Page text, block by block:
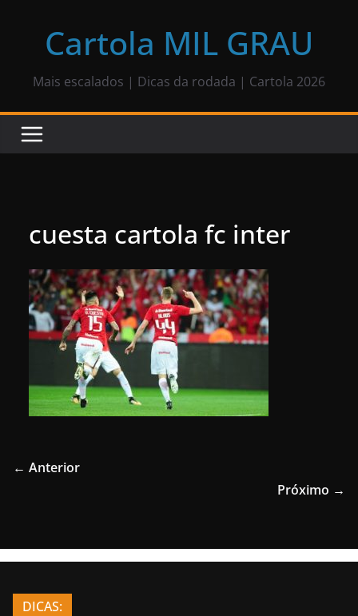
Cartola MIL GRAU
Mais escalados | Dicas da rodada | Cartola 2026
cuesta cartola fc inter
← Anterior
Próximo →
DICAS: